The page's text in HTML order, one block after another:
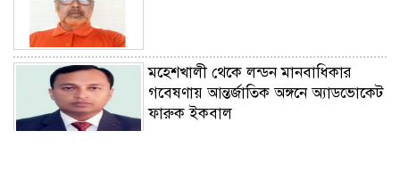
মহেশখালী থেকে লন্ডন মানবাধিকার
গবেষণায় আন্তর্জাতিক অঙ্গনে অ্যাডভোকেট
ফারুক ইকবাল